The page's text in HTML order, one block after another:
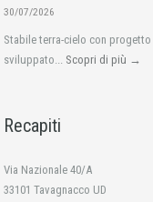
30/07/2026
Stabile terra-cielo con
sviluppato... Scopri di più →
Recapiti
Via Nazionale 40/A
33101 Tavagnacco UD